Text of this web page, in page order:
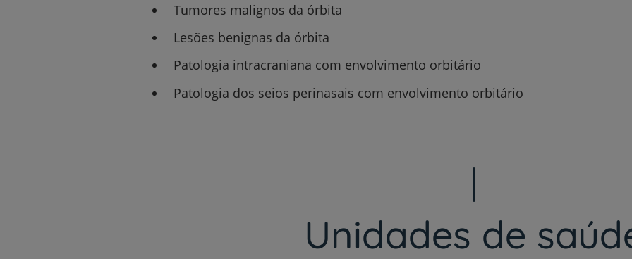
Tumores malignos da órbita
Lesões benignas da órbita
Patologia intracraniana com envolvimento orbitário
Patologia dos seios perinasais com envolvimento orbitário
Unidades de